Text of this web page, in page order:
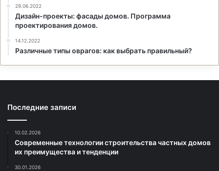
29.06.2022
Дизайн-проекты: фасады домов. Программа
проектирования домов.
14.12.2022
Различные типы оврагов: как выбрать правильный?
Последние записи
10.02.2026
Современные технологии строительства частных домов
их преимущества и тенденции
30.01.2026